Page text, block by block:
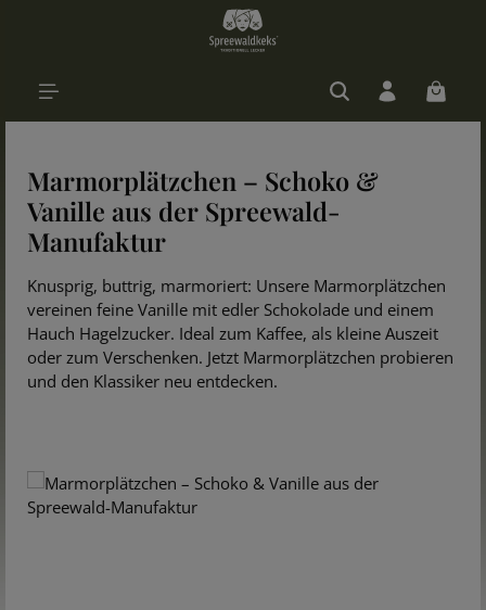
Zum Hauptinhalt springen
Marmorplätzchen – Schoko &
Vanille aus der Spreewald-
Manufaktur
Knusprig, buttrig, marmoriert: Unsere Marmorplätzchen
vereinen feine Vanille mit edler Schokolade und einem
Hauch Hagelzucker. Ideal zum Kaffee, als kleine Auszeit
oder zum Verschenken. Jetzt Marmorplätzchen probieren
und den Klassiker neu entdecken.
Bildergalerie überspringen